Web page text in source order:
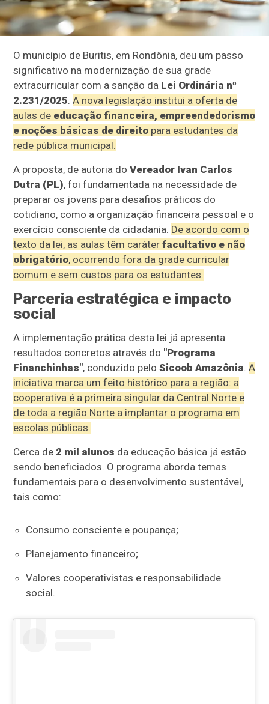
O município de Buritis, em Rondônia, deu um passo
significativo na modernização de sua grade
extracurricular com a sanção da Lei Ordinária nº
2.231/2025.A nova legislação institui a oferta de
aulas de educação financeira, empreendedorismo
e noções básicas de direito para estudantes da
rede pública municipal.
A proposta, de autoria doVereador Ivan Carlos
Dutra (PL), foi fundamentada na necessidade de
preparar os jovens para desafios práticos do
cotidiano, como a organização financeira pessoal e o
exercício consciente da cidadania. De acordo com o
texto da lei, as aulas têm caráterfacultativo e não
obrigatório, ocorrendo fora da grade curricular
comum e sem custos para os estudantes.
Parceria estratégica e impacto
social
A implementação prática desta lei já apresenta
resultados concretos através do "Programa
Financhinhas", conduzido peloSicoob Amazônia.A
iniciativa marca um feito histórico para a região: a
cooperativa é a primeira singular da Central Norte e
de toda a região Norte a implantar o programa em
escolas públicas.
Cerca de 2 mil alunos da educação básica já estão
sendo beneficiados. O programa aborda temas
fundamentais para o desenvolvimento sustentável,
tais como:
Consumo consciente e poupança;
Planejamento financeiro;
Valores cooperativistas e responsabilidade
social.